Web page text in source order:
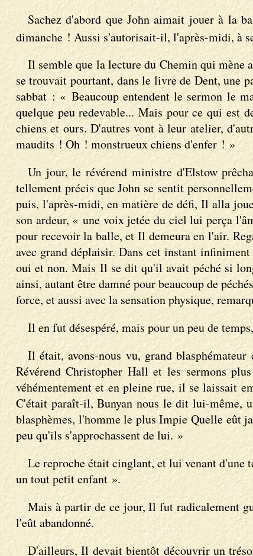
Sachez d'abord que John aimait jouer à la
dimanche ! Aussi s'autorisait-il, l'après-midi, à
Il semble que la lecture du Chemin qui mène
se trouvait pourtant, dans le livre de Dent, une
sabbat : « Beaucoup entendent le sermon le
quelque peu redevable... Mais pour ce qui est
chiens et ours. D'autres vont à leur atelier,
maudits ! Oh ! monstrueux chiens d'enfer ! »
Un jour, le révérend ministre d'Elstow
tellement précis que John se sentit
puis, l'après-midi, en matière de défi, Il alla
son ardeur, « une voix jetée du ciel lui perça
pour recevoir la balle, et Il demeura en l'air.
avec grand déplaisir. Dans cet instant
oui et non. Mais Il se dit qu'il avait péché si
ainsi, autant être damné pour beaucoup de
force, et aussi avec la sensation physique,
Il en fut désespéré, mais pour un peu de
Il était, avons-nous vu, grand
Révérend Christopher Hall et les sermons
véhémentement et en pleine rue, il se laissait
C'était paraît-il, Bunyan nous le dit lui-même,
blasphèmes, l'homme le plus Impie Quelle eût
peu qu'ils s'approchassent de lui. »
Le reproche était cinglant, et lui venant d'une
un tout petit enfant ».
Mais à partir de ce jour, Il fut radicalement
l'eût abandonné.
D'ailleurs, Il devait bientôt découvrir un